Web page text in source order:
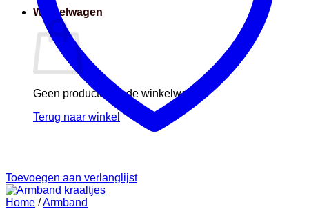
Winkelwagen
Geen producten in de winkelwagen.
Terug naar winkel
Toevoegen aan verlanglijst
Home /Armband